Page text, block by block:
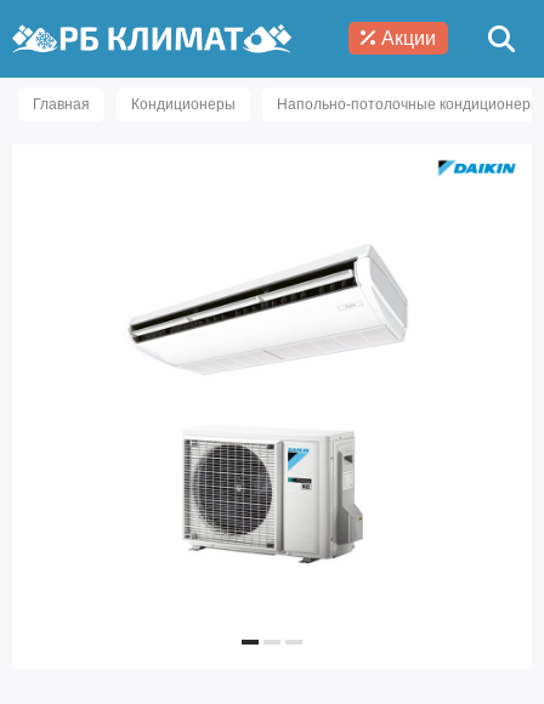
Акции
Главная Кондиционеры Напольно-потолочные кондиционеры